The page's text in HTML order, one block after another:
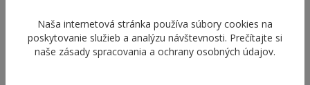
Naša internetová stránka používa súbory cookies na
poskytovanie služieb a analýzu návštevnosti. Prečítajte si
naše zásady spracovania a ochrany osobných údajov.